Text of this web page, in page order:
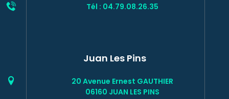
Tél : 04.79.08.26.35
Juan Les Pins
20 Avenue Ernest GAUTHIER
06160 JUAN LES PINS